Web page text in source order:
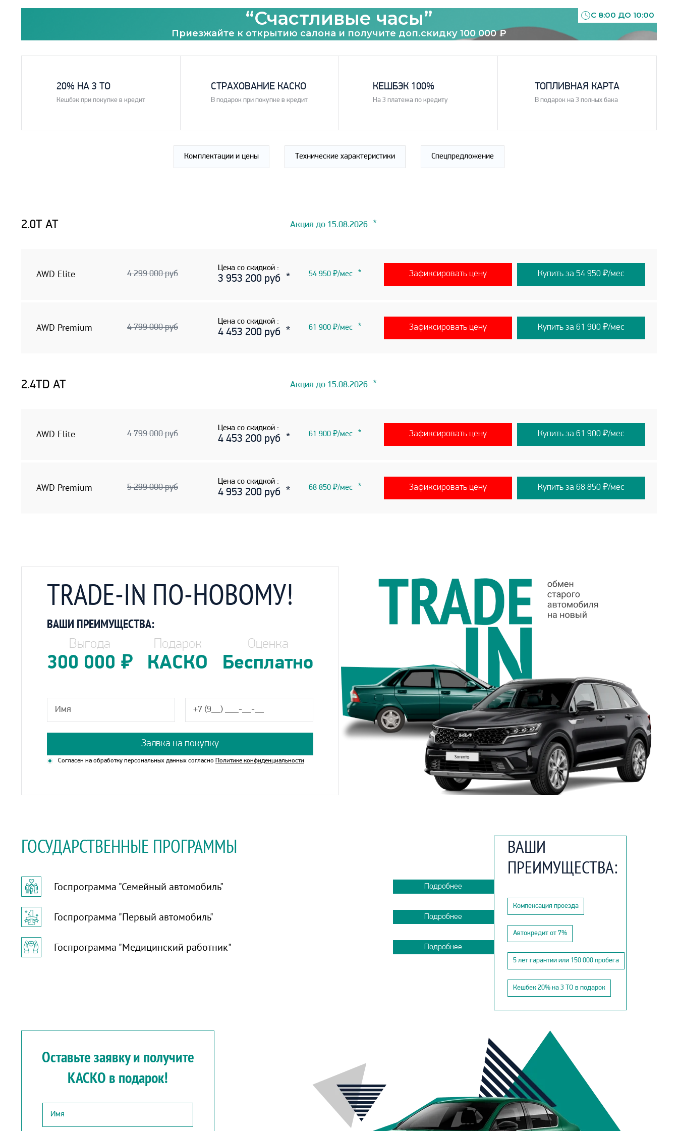
“Счастливые часы”
Приезжайте к открытию салона и получите доп.скидку 100 000₽
С 8:00 ДО 10:00
20% НА 3 ТО
Кешбэк при покупке в кредит
СТРАХОВАНИЕ КАСКО
В подарок при покупке в кредит
КЕШБЭК 100%
На 3 платежа по кредиту
ТОПЛИВНАЯ КАРТА
В подарок на 3 полных бака
Комплектации и цены Технические характеристики Спецпредложение
2.0T AT Акция до 15.08.2026
AWD Elite 4 299 000 руб
Цена со скидкой :
3 953 200 руб 54 950 ₽/мес Зафиксировать цену Купить за 54 950 ₽/мес
AWD Premium 4 799 000 руб
Цена со скидкой :
4 453 200 руб 61 900 ₽/мес Зафиксировать цену Купить за 61 900 ₽/мес
2.4TD AT Акция до 15.08.2026
AWD Elite 4 799 000 руб
Цена со скидкой :
4 453 200 руб 61 900 ₽/мес Зафиксировать цену Купить за 61 900 ₽/мес
AWD Premium 5 299 000 руб
Цена со скидкой :
4 953 200 руб 68 850 ₽/мес Зафиксировать цену Купить за 68 850 ₽/мес
TRADE-IN ПО-НОВОМУ!
ВАШИ ПРЕИМУЩЕСТВА:
Выгода
300 000 ₽
Подарок
КАСКО
Оценка
Бесплатно
Заявка на покупку
Согласен на обработку персональных данных согласно Политике конфиденциальности
ГОСУДАРСТВЕННЫЕ ПРОГРАММЫ
Госпрограмма "Семейный автомобиль" Подробнее
Госпрограмма "Первый автомобиль" Подробнее
Госпрограмма "Медицинский работник" Подробнее
ВАШИ
ПРЕИМУЩЕСТВА:
Компенсация проезда
Автокредит от 7%
5 лет гарантии или 150 000 пробега
Кешбек 20% на 3 ТО в подарок
Оставьте заявку и получите
КАСКО в подарок!